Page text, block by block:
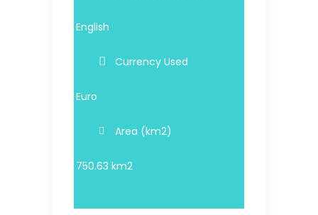
English
Currency Used
Euro
Area (km2)
750.63 km2